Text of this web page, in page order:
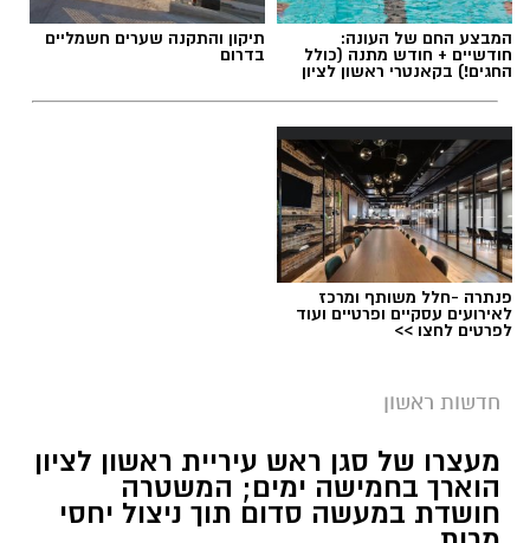
המבצע החם של העונה:
חודשיים + חודש מתנה (כולל
החגים!) בקאנטרי ראשון לציון
תיקון והתקנה שערים חשמליים
בדרום
פנתרה -חלל משותף ומרכז
לאירועים עסקיים ופרטיים ועוד
לפרטים לחצו >>
חדשות ראשון
מעצרו של סגן ראש עיריית ראשון לציון
הוארך בחמישה ימים; המשטרה
חושדת במעשה סדום תוך ניצול יחסי